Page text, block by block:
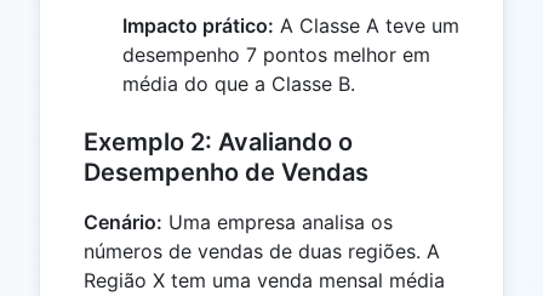
Impacto prático: A Classe A teve um
desempenho 7 pontos melhor em
média do que a Classe B.
Exemplo 2: Avaliando o
Desempenho de Vendas
Cenário: Uma empresa analisa os
números de vendas de duas regiões. A
Região X tem uma venda mensal média